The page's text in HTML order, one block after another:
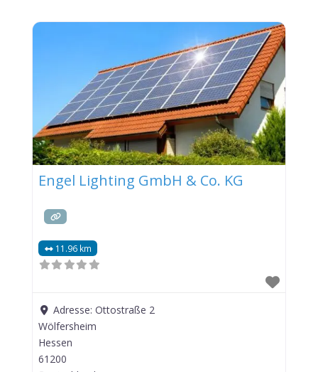
Engel Lighting GmbH & Co. KG
11.96 km
Adresse:Ottostraße 2
Wölfersheim
Hessen
61200